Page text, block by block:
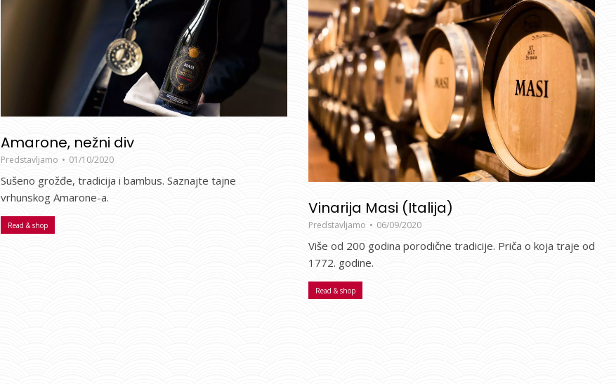
Amarone, nežni div
Predstavljamo 01/10/2020
Sušeno grožđe, tradicija i bambus. Saznajte tajne
vrhunskog Amarone-a.
Read & shop
Vinarija Masi (Italija)
Predstavljamo 06/09/2020
Više od 200 godina porodične tradicije. Priča o koja traje od
1772. godine.
Read & shop